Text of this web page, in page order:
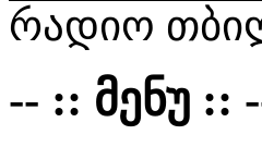
რადიო
-- :: მენუ ::